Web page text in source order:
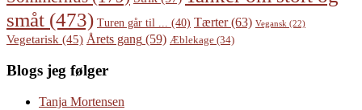
småt (473) Turen går til ... (40) Tærter(63) Vegansk (22)
Vegetarisk (45) Årets gang (59) Æblekage (34)
Blogs jeg følger
Tanja Mortensen